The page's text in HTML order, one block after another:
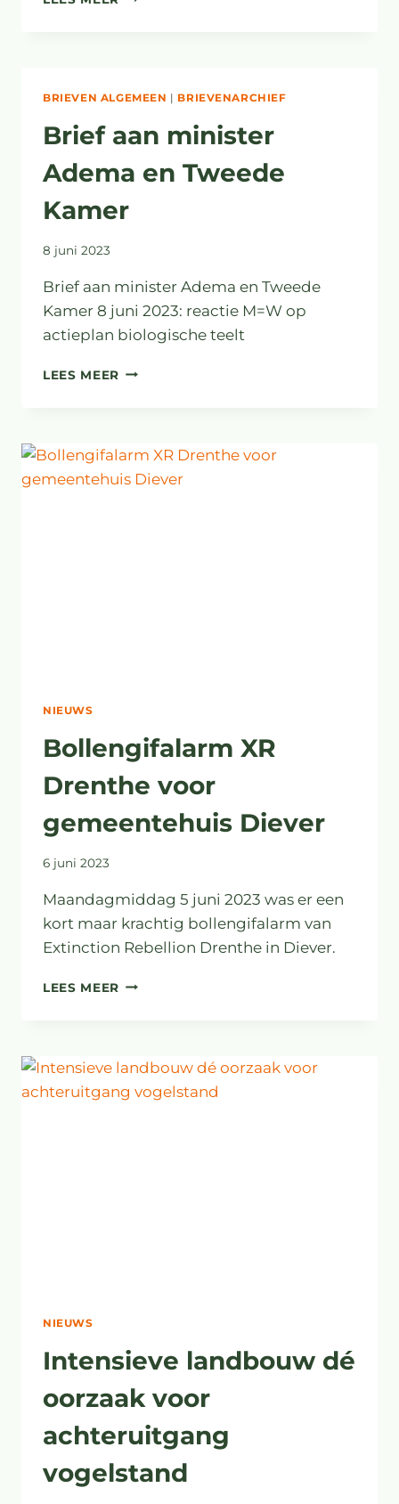
BRIEVEN ALGEMEEN | BRIEVENARCHIEF
Brief aan minister
Adema en Tweede
Kamer
8 juni 2023
Brief aan minister Adema en Tweede
Kamer 8 juni 2023: reactie M=W op
actieplan biologische teelt
LEES MEER BRIEF
TWEEDE
KAMER
NIEUWS
Bollengifalarm XR
Drenthe voor
gemeentehuis Diever
6 juni 2023
Maandagmiddag 5 juni 2023 was er een
kort maar krachtig bollengifalarm van
Extinction Rebellion Drenthe in Diever.
LEES MEER BOLLENGIFALARM
DIEVER
NIEUWS
Intensieve landbouw dé
oorzaak voor
achteruitgang
vogelstand